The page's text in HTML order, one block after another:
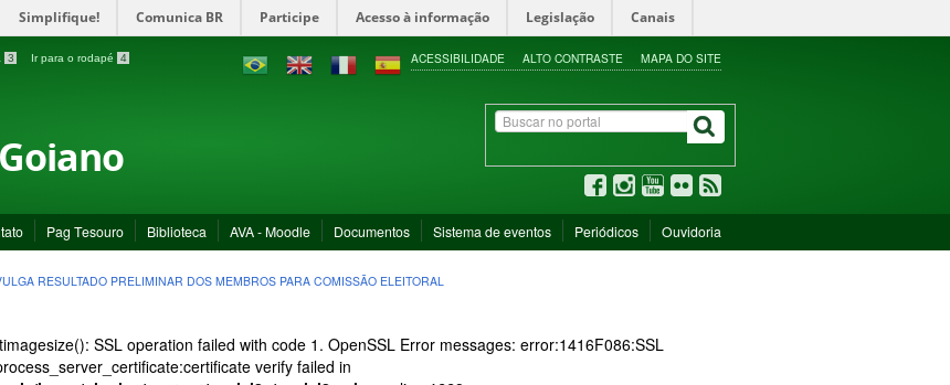
Simplifique! Comunica BR Participe Acesso à informação Legislação Canais
3 Ir para o rodapé 4 ACESSIBILIDADE ALTO CONTRASTE MAPA DO SITE
Pag Tesouro Biblioteca AVA - Moodle Documentos Sistema de eventos Periódicos Ouvidoria
RESULTADO PRELIMINAR DOS MEMBROS PARA COMISSÃO ELEITORAL
SSL operation failed with code 1. OpenSSL Error messages: error:1416F086:SSL
verify failed in